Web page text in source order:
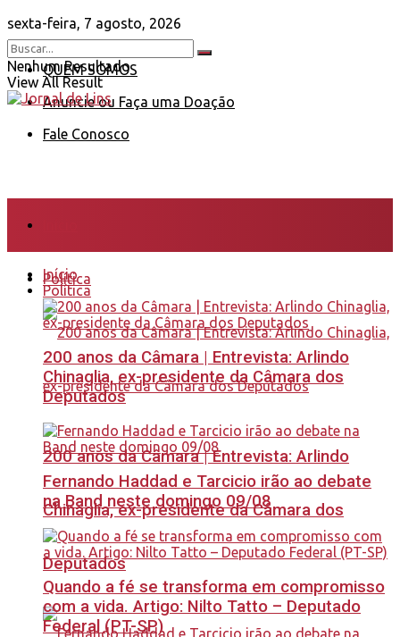
sexta-feira, 7 agosto, 2026
QUEM SOMOS
Anuncie ou Faça uma Doação
Fale Conosco
Nenhum Resultado
View All Result
Política
200 anos da Câmara | Entrevista: Arlindo
Chinaglia, ex-presidente da Câmara dos
Deputados
Início
Política
200 anos da Câmara | Entrevista: Arlindo
Chinaglia, ex-presidente da Câmara dos
Deputados
Fernando Haddad e Tarcicio irão ao debate
na Band neste domingo 09/08
Quando a fé se transforma em compromisso
com a vida. Artigo: Nilto Tatto – Deputado
Federal (PT-SP)